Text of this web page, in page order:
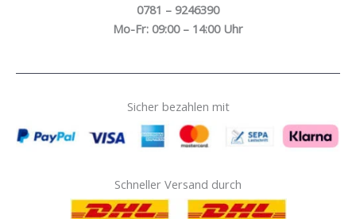
0781 – 9246390
Mo-Fr: 09:00 – 14:00 Uhr
Sicher bezahlen mit
Schneller Versand durch